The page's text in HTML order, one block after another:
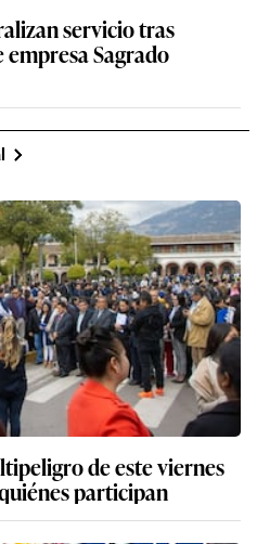
servicio tras
Sagrado
de este viernes
participan